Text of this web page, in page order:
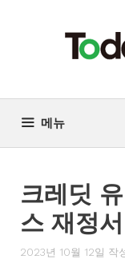
기
메뉴
크레딧
스 재정
2023년 10월 12일 작